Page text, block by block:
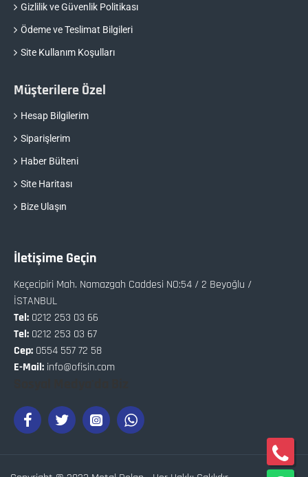
Gizlilik ve Güvenlik Politikası
Ödeme ve Teslimat Bilgileri
Site Kullanım Koşulları
Müşterilere Özel
Hesap Bilgilerim
Siparişlerim
Haber Bülteni
Site Haritası
Bize Ulaşın
İletişime Geçin
Keçecipiri Mah. Namazgah Caddesi NO:54 / 2 Beyoğlu /
İSTANBUL
Tel: 0212 253 03 66
Tel: 0212 253 03 67
Cep: 0554 557 72 58
E-Mail: info@ofisin.com